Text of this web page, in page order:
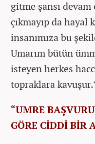
gitme şansı
çıkmayıp da hayal
insanımıza bu
Umarım bütün
isteyen herkes
topraklara
“UMRE
GÖRE CİDDİ BİR